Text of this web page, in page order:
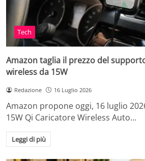
Tech
Amazon taglia il prezzo del
wireless da 15W
Redazione 16 Luglio 2026
Amazon propone oggi, 16 luglio
15W Qi Caricatore Wireless Auto…
Leggi di più